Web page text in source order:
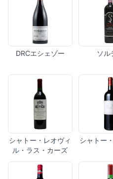
DRCエシェゾー ソル
シャトー・レオヴィ
ル・ラス・カーズ
シャトー